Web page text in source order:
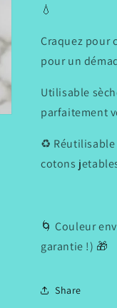
💧
Craquez pour
pour un
Utilisable
parfaitement
♻️ Réutilisable
cotons
🌀 Couleur
garantie !) 🎁
Share